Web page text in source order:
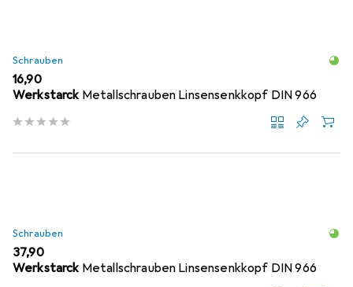
Schrauben
EUR
16,90
Werkstarck Metallschrauben Linsensenkkopf DIN 966
Schrauben
EUR
37,90
Werkstarck Metallschrauben Linsensenkkopf DIN 966